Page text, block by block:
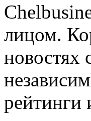
лицом.
новостях
рейтинги